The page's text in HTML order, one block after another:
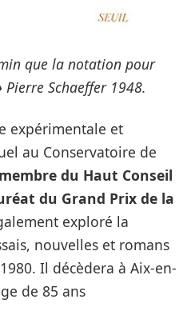
que la notation pour
Pierre Schaeffer 1948.
expérimentale et
au Conservatoire de
membre du Haut Conseil
du Grand Prix de la
exploré la
nouvelles et romans
Il décèdera à Aix-en-
de 85 ans